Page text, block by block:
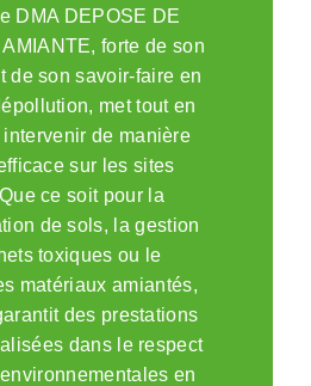
DMA DEPOSE DE
forte de son
de son savoir-faire en
met tout en
de manière
sur les sites
ce soit pour la
de sols, la gestion
toxiques ou le
matériaux amiantés,
des prestations
dans le respect
en